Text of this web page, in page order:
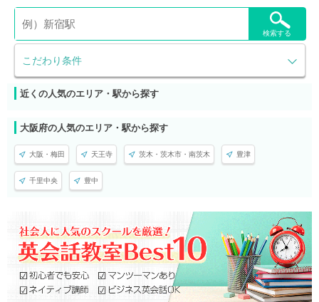
こだわり条件
検索する
近くの人気のエリア・駅から探す
大阪府の人気のエリア・駅から探す
大阪・梅田 天王寺 茨木・茨木市・南茨木 豊津
千里中央 豊中